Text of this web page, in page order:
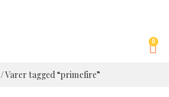
0
/ Varer tagged “primefire”